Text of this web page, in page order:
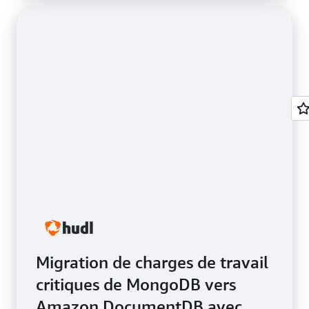
Migration de charges de travail
critiques de MongoDB vers